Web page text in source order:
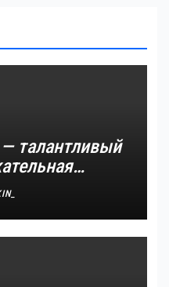
талантливый
и
из личной